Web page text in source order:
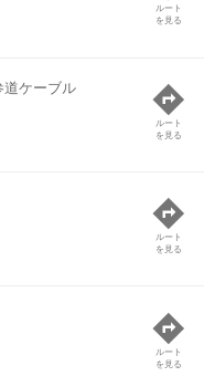
ルート
を見る
道ケーブル
ルート
を見る
ルート
を見る
ルート
を見る